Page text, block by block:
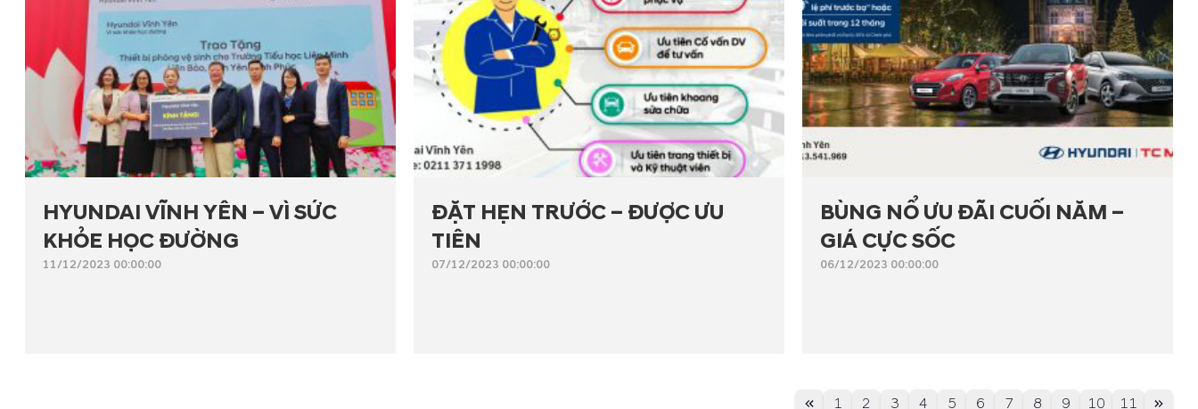
HYUNDAI VĨNH YÊN – VÌ SỨC
KHỎE HỌC ĐƯỜNG
11/12/2023 00:00:00
ĐẶT HẸN TRƯỚC – ĐƯỢC ƯU
TIÊN
07/12/2023 00:00:00
BÙNG NỔ ƯU ĐÃI CUỐI NĂM –
GIÁ CỰC SỐC
06/12/2023 00:00:00
1 2 3 4 5 6 7 8 9 10 11